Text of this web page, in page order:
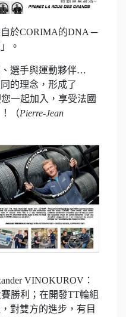
於CORIMA的DNA ─
。
選手與運動夥伴…
的理念，形成了
一起加入，享受法國
（Pierre-Jean
VINOKUROV：
勝利；在開發TT輪組
對雙方的進步，有目